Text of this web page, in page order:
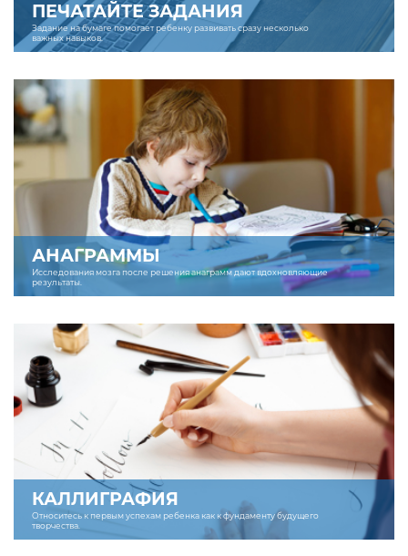
ПЕЧАТАЙТЕ ЗАДАНИЯ
Задание на бумаге помогает ребенку развивать сразу несколько
важных навыков.
АНАГРАММЫ
Исследования мозга после решения анаграмм дают вдохновляющие
результаты.
КАЛЛИГРАФИЯ
Относитесь к первым успехам ребенка как к фундаменту будущего
творчества.